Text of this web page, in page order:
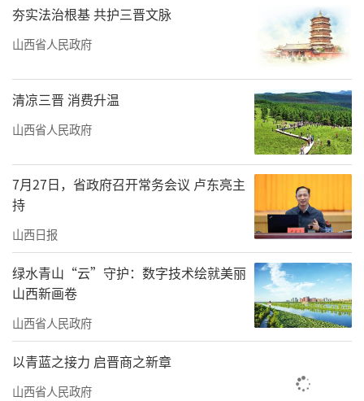
夯实法治根基 共护三晋文脉
山西省人民政府
清凉三晋 消费升温
山西省人民政府
7月27日，省政府召开常务会议 卢东亮主
持
山西日报
绿水青山“云”守护：数字技术绘就美丽
山西新画卷
山西省人民政府
以青蓝之接力 启晋商之新章
山西省人民政府